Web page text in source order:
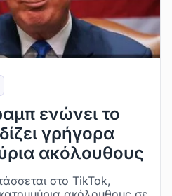
ενώνει το
γρήγορα
ακόλουθους
στο TikTok,